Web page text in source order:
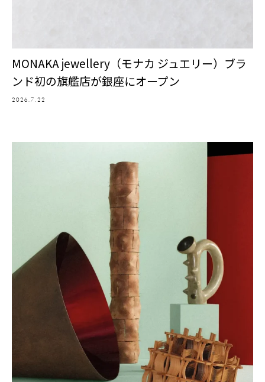
MONAKA jewellery（モナカ ジュエリー）ブラ
ンド初の旗艦店が銀座にオープン
2026.7.22